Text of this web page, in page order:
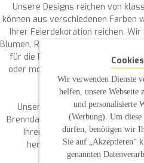
Unsere Designs reichen von
können aus verschiedenen Farben
Ihrer Feierdekoration reichen.
Blumen, Ranken und Strasssteine,
für die Personalisierung Ihrer
oder moderne Sans-Serif-
dass Ihre
Unsere Kerzen werden
Brenndauer sowie durch die hohe
Ihren Bedürfnissen gerecht
hergestellt, um
Wir verwenden Dienste
helfen, unsere
und personalisierte
(Werbung). Um diese
dürfen, benötigen wir
Sie auf „Akzeptieren“
genannten